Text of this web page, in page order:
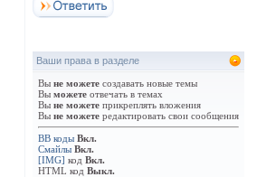
Ваши права в разделе
Вы не можете создавать новые темы
Вы можете отвечать в темах
Вы не можете прикреплять вложения
Вы не можете редактировать свои сообщения
BB коды Вкл.
Смайлы Вкл.
[IMG] код Вкл.
HTML код Выкл.